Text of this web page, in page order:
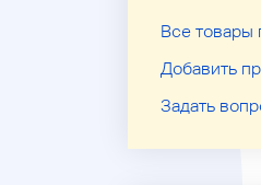
Все товары
Добавить
Задать